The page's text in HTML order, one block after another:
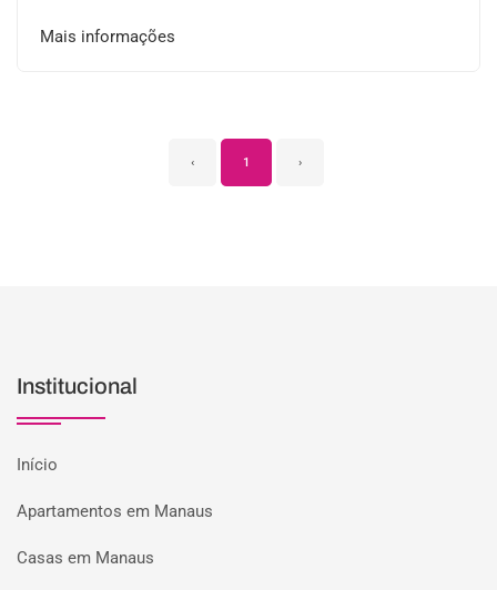
Mais informações
‹ 1 ›
Institucional
Início
Apartamentos em Manaus
Casas em Manaus